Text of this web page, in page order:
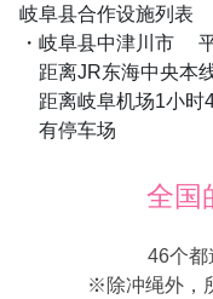
岐阜县合作设施列表
・岐阜县中津川市
距离JR东海中央本
距离岐阜机场1小时
有停车场
全国
46个
※除冲绳外，